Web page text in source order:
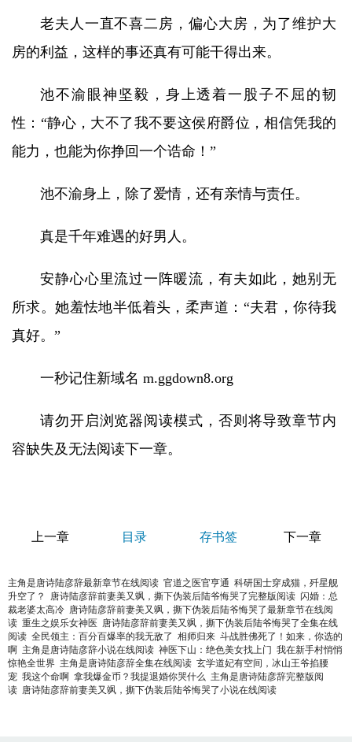
老夫人一直不喜二房，偏心大房，为了维护大
房的利益，这样的事还真有可能干得出来。
池不渝眼神坚毅，身上透着一股子不屈的韧
性：“静心，大不了我不要这侯府爵位，相信凭我的
能力，也能为你挣回一个诰命！”
池不渝身上，除了爱情，还有亲情与责任。
真是千年难遇的好男人。
安静心心里流过一阵暖流，有夫如此，她别无
所求。她羞怯地半低着头，柔声道：“夫君，你待我
真好。”
一秒记住新域名 m.ggdown8.org
请勿开启浏览器阅读模式，否则将导致章节内
容缺失及无法阅读下一章。
上一章 目录 存书签 下一章
主角是唐诗陆彦辞最新章节在线阅读 官道之医官亨通 科研国士穿成猫，歼星舰
升空了？
唐诗陆彦辞前妻美又飒，撕下伪装后陆爷悔哭了完整版阅读 闪婚：总
裁老婆太高冷 唐诗陆彦辞前妻美又飒，撕下伪装后陆爷悔哭了最新章节在线阅
读 重生之娱乐女神医 唐诗陆彦辞前妻美又飒，撕下伪装后陆爷悔哭了全集在线
阅读 全民领主：百分百爆率的我无敌了 相师归来 斗战胜佛死了！如来，你选的
啊 主角是唐诗陆彦辞小说在线阅读 神医下山：绝色美女找上门 我在新手村悄悄
惊艳全世界 主角是唐诗陆彦辞全集在线阅读 玄学道妃有空间，冰山王爷掐腰
宠 我这个命啊 拿我爆金币？我提退婚你哭什么 主角是唐诗陆彦辞完整版阅
读 唐诗陆彦辞前妻美又飒，撕下伪装后陆爷悔哭了小说在线阅读